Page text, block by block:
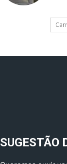
SUGESTÃO